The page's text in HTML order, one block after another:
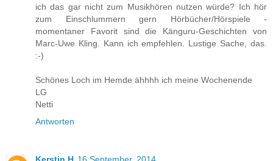
ich das gar nicht zum Musikhören nutzen würde? Ich hör
zum Einschlummern gern Hörbücher/Hörspiele -
momentaner Favorit sind die Känguru-Geschichten von
Marc-Uwe Kling. Kann ich empfehlen. Lustige Sache, das.
:-)
Schönes Loch im Hemde ähhhh ich meine Wochenende
LG
Netti
Antworten
Kerstin H 16 September, 2014